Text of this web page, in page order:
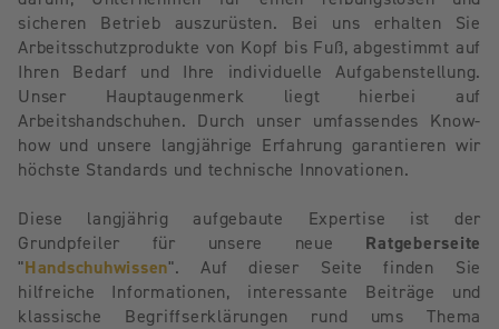
Neu: Edge® 48-308
Für Handwerker & Entsorger
sicheren Betrieb auszurüsten. Bei uns erhalten Sie
Arbeitsschutzprodukte von Kopf bis Fuß, abgestimmt auf
Ihren Bedarf und Ihre individuelle Aufgabenstellung.
Unser Hauptaugenmerk liegt hierbei auf
Arbeitshandschuhen. Durch unser umfassendes Know-
how und unsere langjährige Erfahrung garantieren wir
höchste Standards und technische Innovationen.
Diese langjährig aufgebaute Expertise ist der
Grundpfeiler für unsere neue Ratgeberseite
"Handschuhwissen". Auf dieser Seite finden Sie
hilfreiche Informationen, interessante Beiträge und
klassische Begriffserklärungen rund ums Thema